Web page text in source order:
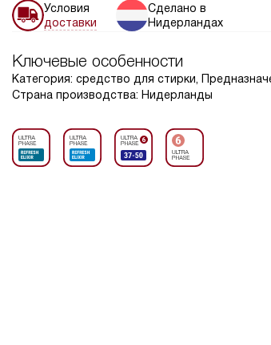
Условия
доставки
Сделано в
Нидерландах
Ключевые особенности
Категория: средство для стирки,
Страна производства: Нидерланды